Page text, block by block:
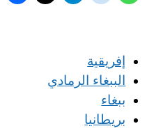
إفريقية
الببغاء الرمادي
ببغاء
بريطانيا